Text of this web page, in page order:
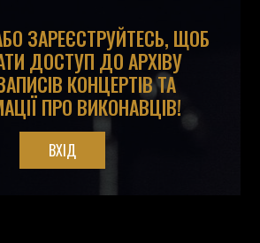
ЗАРЕЄСТРУЙТЕСЬ, ЩОБ
ДОСТУП ДО АРХІВУ
КОНЦЕРТІВ ТА
ПРО ВИКОНАВЦІВ!
ВХІД